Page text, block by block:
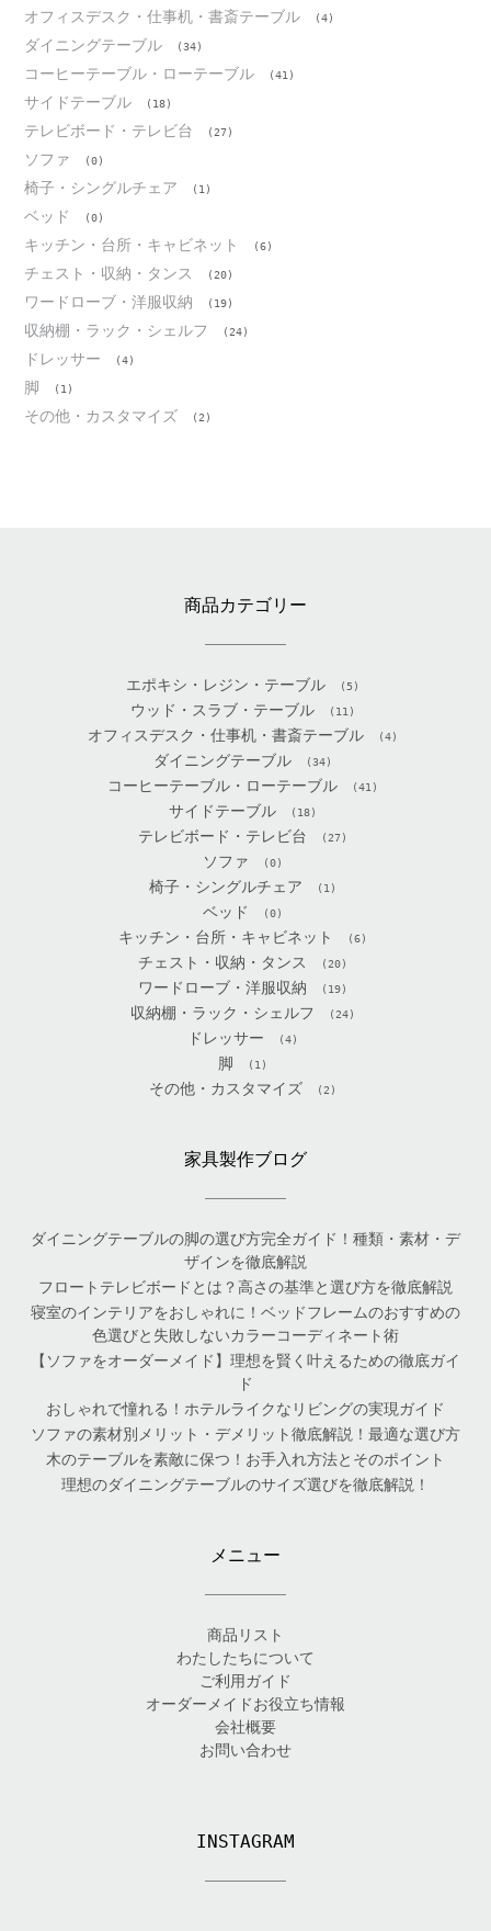
オフィスデスク・仕事机・書斎テーブル (4)
ダイニングテーブル (34)
コーヒーテーブル・ローテーブル (41)
サイドテーブル (18)
テレビボード・テレビ台 (27)
ソファ (0)
椅子・シングルチェア (1)
ベッド (0)
キッチン・台所・キャビネット (6)
チェスト・収納・タンス (20)
ワードローブ・洋服収納 (19)
収納棚・ラック・シェルフ (24)
ドレッサー (4)
脚 (1)
その他・カスタマイズ (2)
商品カテゴリー
エポキシ・レジン・テーブル (5)
ウッド・スラブ・テーブル (11)
オフィスデスク・仕事机・書斎テーブル (4)
ダイニングテーブル (34)
コーヒーテーブル・ローテーブル (41)
サイドテーブル (18)
テレビボード・テレビ台 (27)
ソファ (0)
椅子・シングルチェア (1)
ベッド (0)
キッチン・台所・キャビネット (6)
チェスト・収納・タンス (20)
ワードローブ・洋服収納 (19)
収納棚・ラック・シェルフ (24)
ドレッサー (4)
脚 (1)
その他・カスタマイズ (2)
家具製作ブログ
ダイニングテーブルの脚の選び方完全ガイド！種類・素材・デ
ザインを徹底解説
フロートテレビボードとは？高さの基準と選び方を徹底解説
寝室のインテリアをおしゃれに！ベッドフレームのおすすめの
色選びと失敗しないカラーコーディネート術
【ソファをオーダーメイド】理想を賢く叶えるための徹底ガイ
ド
おしゃれで憧れる！ホテルライクなリビングの実現ガイド
ソファの素材別メリット・デメリット徹底解説！最適な選び方
木のテーブルを素敵に保つ！お手入れ方法とそのポイント
理想のダイニングテーブルのサイズ選びを徹底解説！
メニュー
商品リスト
わたしたちについて
ご利用ガイド
オーダーメイドお役立ち情報
会社概要
お問い合わせ
INSTAGRAM